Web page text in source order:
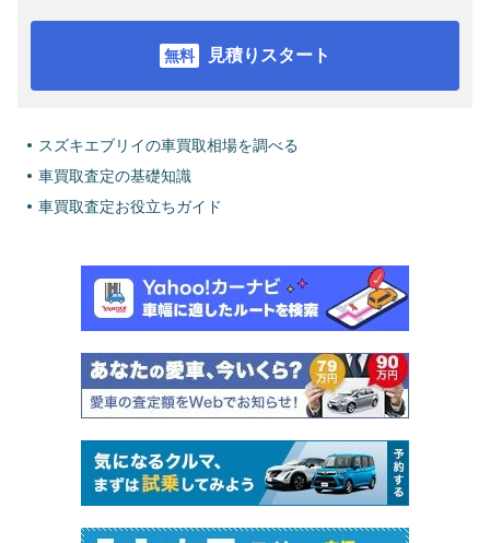
見積りスタート
スズキエブリイの車買取相場を調べる
車買取査定の基礎知識
車買取査定お役立ちガイド